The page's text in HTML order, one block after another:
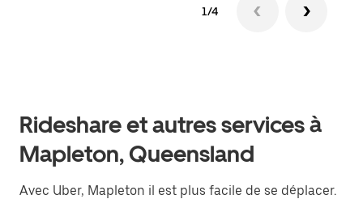
1/4
Rideshare et autres services à
Mapleton, Queensland
Avec Uber, Mapleton il est plus facile de se déplacer.